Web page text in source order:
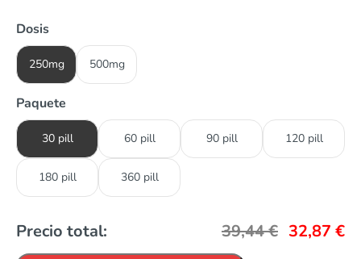
Dosis
250mg 500mg
Paquete
30 pill 60 pill 90 pill 120 pill
180 pill 360 pill
Precio total: 39,44€ 32,87 €